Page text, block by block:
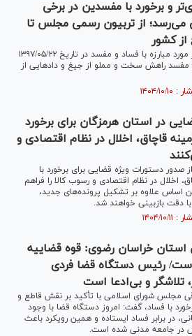
و برخورد با مفسدین در برخی
می‌رسد؛ از تربیون رسمی مجلس تا
کشور
بازخوانی بیانات رهبر انقلاب در مورد مبارزه با فساد و مفسد در تاریخ ۱۳۹۷/۰۵/۲۲
مفسد راهش سخت و مملو از جیغ و داد‌هایی از
در استان هرمزگان برای برخورد
قاچاق، اخلال در نظام اقتصادی و
دستورات ویژه قضایی برای برخورد با
اخلال در نظام اقتصادی و رسوب کالا را فراهم
اساس علاوه بر تشکیل پرونده‌های جدید،
دقت بازبینی خواهند شد.
استان خراسان رضوی: قوه قضاییه
است/ رئیس دستگاه قضا فردی
تلاشگر و بی‌ادعا است
مجلس شورای اسلامی با تأکید بر نقش قاطع و
با فساد، گفت: امروز دستگاه قضا با وجود
در برابر فساد ایستاده و همین رویکرد باعث
در جامعه مدنی شده است.